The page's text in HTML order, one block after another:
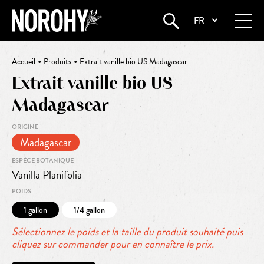
FR
Accueil • Produits • Extrait vanille bio US Madagascar
Extrait vanille bio US
Madagascar
ORIGINE
Madagascar
ESPÈCE BOTANIQUE
Vanilla Planifolia
POIDS
1 gallon 1/4 gallon
Sélectionnez le poids et la taille du produit souhaité puis
cliquez sur commander pour en connaître le prix.